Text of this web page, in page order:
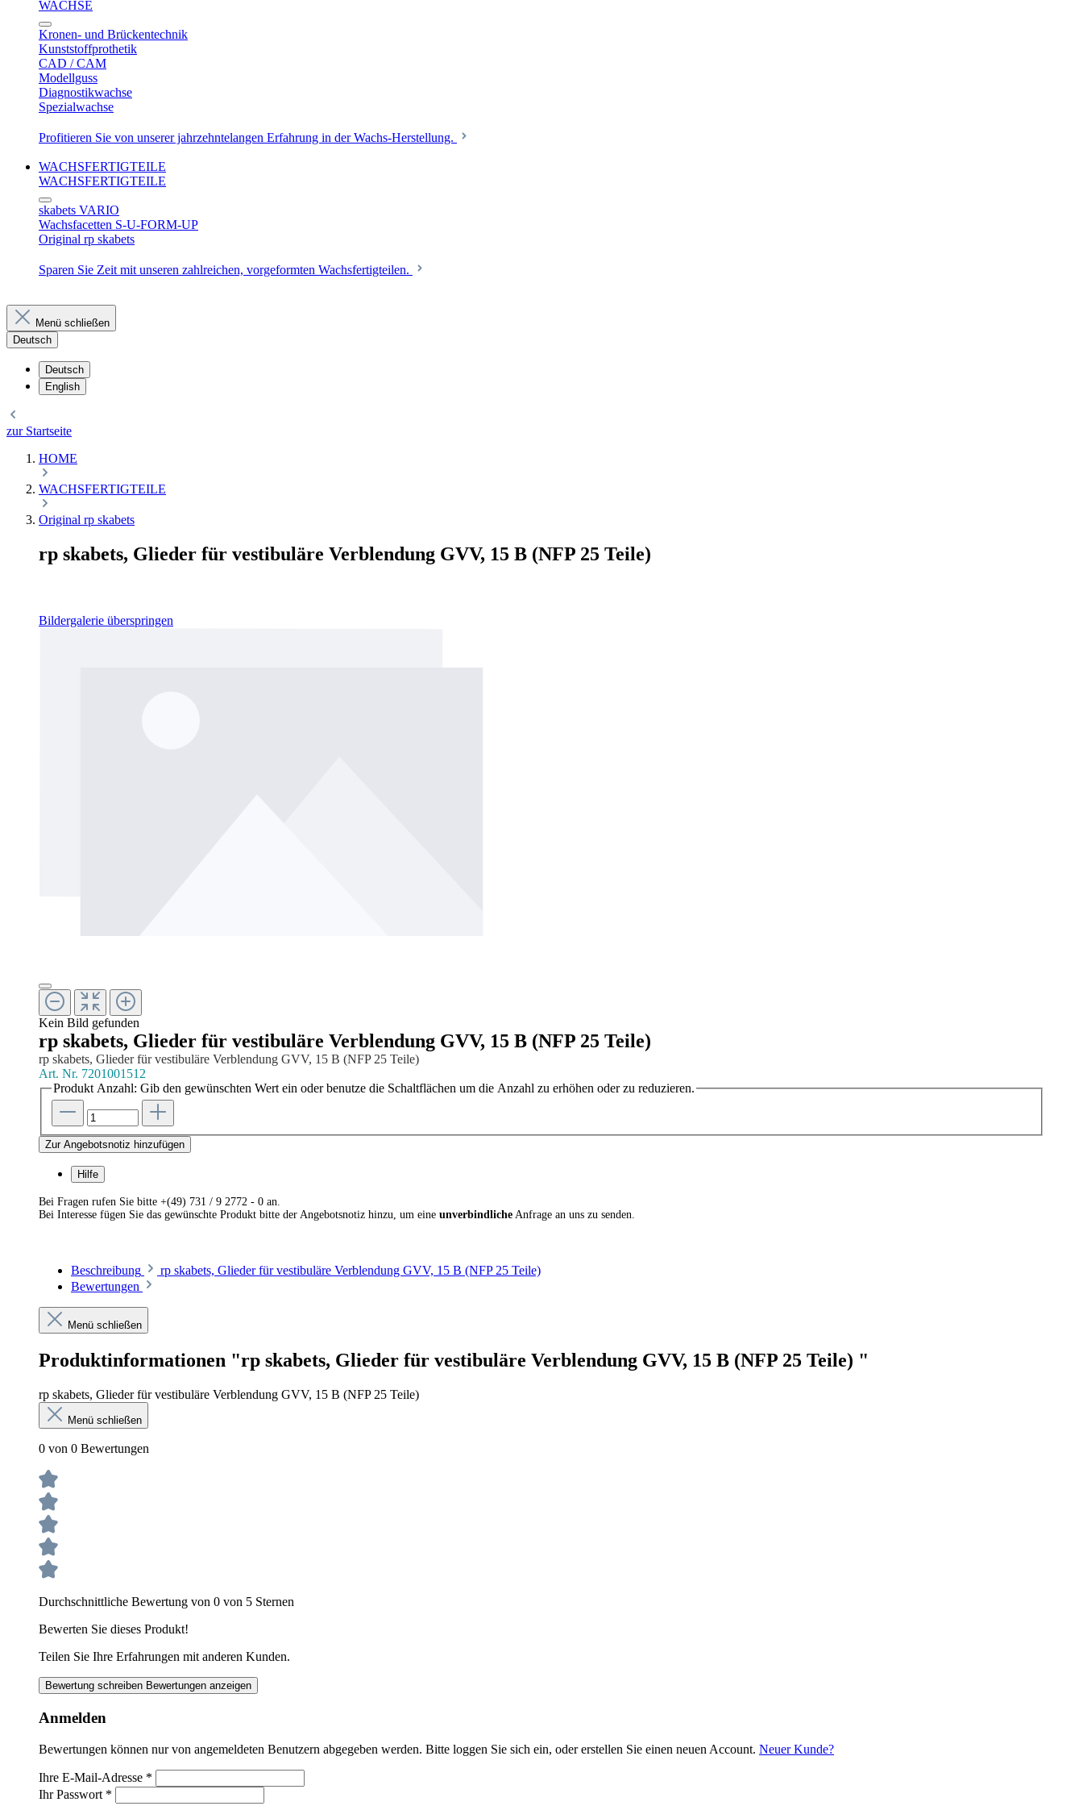
WACHSE
Kronen- und Brückentechnik
Kunststoffprothetik
CAD / CAM
Modellguss
Diagnostikwachse
Spezialwachse
Profitieren Sie von unserer jahrzehntelangen Erfahrung in der Wachs-Herstellung.
WACHSFERTIGTEILE
WACHSFERTIGTEILE
skabets VARIO
Wachsfacetten S-U-FORM-UP
Original rp skabets
Sparen Sie Zeit mit unseren zahlreichen, vorgeformten Wachsfertigteilen.
Menü schließen
Deutsch
Deutsch
English
zur Startseite
HOME
WACHSFERTIGTEILE
Original rp skabets
rp skabets, Glieder für vestibuläre Verblendung GVV, 15 B (NFP 25 Teile)
Bildergalerie überspringen
Kein Bild gefunden
rp skabets, Glieder für vestibuläre Verblendung GVV, 15 B (NFP 25 Teile)
rp skabets, Glieder für vestibuläre Verblendung GVV, 15 B (NFP 25 Teile)
Art. Nr. 7201001512
Produkt Anzahl: Gib den gewünschten Wert ein oder benutze die Schaltflächen um die Anzahl zu erhöhen oder zu reduzieren.
Zur Angebotsnotiz hinzufügen
Hilfe
Bei Fragen rufen Sie bitte +(49) 731 / 9 2772 - 0 an.
Bei Interesse fügen Sie das gewünschte Produkt bitte der Angebotsnotiz hinzu, um eine unverbindliche Anfrage an uns zu senden.
Beschreibung
rp skabets, Glieder für vestibuläre Verblendung GVV, 15 B (NFP 25 Teile)
Bewertungen
Menü schließen
Produktinformationen "rp skabets, Glieder für vestibuläre Verblendung GVV, 15 B (NFP 25 Teile) "
rp skabets, Glieder für vestibuläre Verblendung GVV, 15 B (NFP 25 Teile)
Menü schließen
0 von 0 Bewertungen
Durchschnittliche Bewertung von 0 von 5 Sternen
Bewerten Sie dieses Produkt!
Teilen Sie Ihre Erfahrungen mit anderen Kunden.
Bewertung schreiben Bewertungen anzeigen
Anmelden
Bewertungen können nur von angemeldeten Benutzern abgegeben werden. Bitte loggen Sie sich ein, oder erstellen Sie einen neuen Account. Neuer Kunde?
Ihre E-Mail-Adresse *
Ihr Passwort *